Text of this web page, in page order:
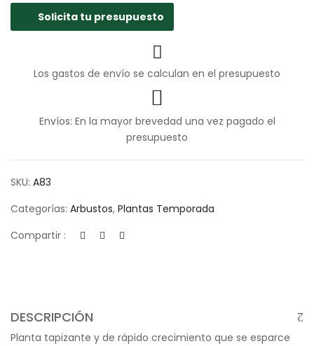
Solicita tu presupuesto
Los gastos de envío se calculan en el presupuesto
Envíos: En la mayor brevedad una vez pagado el
presupuesto
SKU: A83
Categorías: Arbustos, Plantas Temporada
Compartir :
DESCRIPCIÓN
Planta tapizante y de rápido crecimiento que se esparce